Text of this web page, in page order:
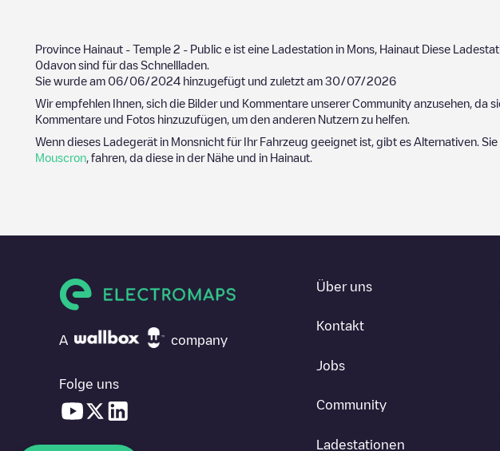
Province Hainaut - Temple 2 - Public e ist eine Ladestation in Mons Hainaut Diese
0davon sind für das Schnellladen.
Sie wurde am 06/06/2024 hinzugefügt und zuletzt am 30/07/2026
Wir empfehlen Ihnen, sich die Bilder und Kommentare unserer Community anzusehen,
Kommentare und Fotos hinzuzufügen, um den anderen Nutzern zu helfen.
Wenn dieses Ladegerät in Monsnicht für Ihr Fahrzeug geeignet ist, gibt es Alternativen.
Mouscron , fahren, da diese in der Nähe und in Hainaut
A company
Folge uns
Über uns
Kontakt
Jobs
Community
Ladestationen